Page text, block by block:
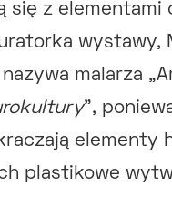
się z elementami
wystawy,
malarza
”,
elementy
plastikowe